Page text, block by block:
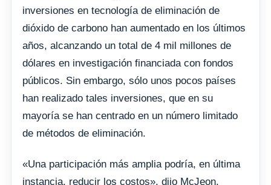
inversiones en tecnología de eliminación de
dióxido de carbono han aumentado en los últimos
años, alcanzando un total de 4 mil millones de
dólares en investigación financiada con fondos
públicos. Sin embargo, sólo unos pocos países
han realizado tales inversiones, que en su
mayoría se han centrado en un número limitado
de métodos de eliminación.
«Una participación más amplia podría, en última
instancia, reducir los costos», dijo McJeon,